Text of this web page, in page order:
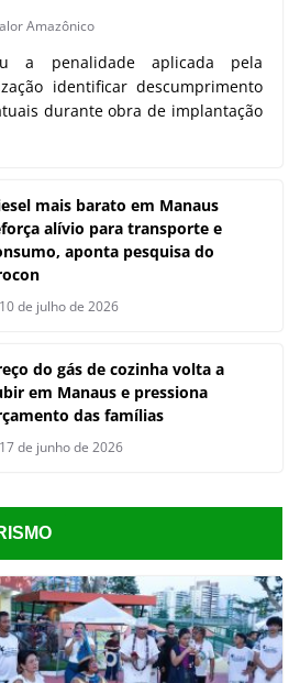
Amazônico
a penalidade aplicada pela
identificar descumprimento
durante obra de implantação
mais barato em Manaus
alívio para transporte e
aponta pesquisa do
10 de julho de 2026
do gás de cozinha volta a
em Manaus e pressiona
das famílias
17 de junho de 2026